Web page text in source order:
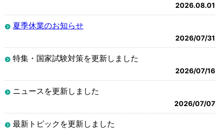
2026.08.01
夏季休業のお知らせ
2026/07/31
特集・国家試験対策を更新しました
2026/07/16
ニュースを更新しました
2026/07/07
最新トピックを更新しました